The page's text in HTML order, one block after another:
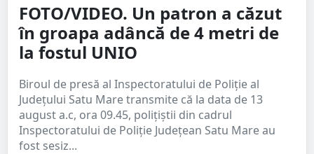
FOTO/VIDEO. Un patron a căzut
în groapa adâncă de 4 metri de
la fostul UNIO
Biroul de presă al Inspectoratului de Poliție al
Județului Satu Mare transmite că la data de 13
august a.c, ora 09.45, polițiștii din cadrul
Inspectoratului de Poliție Județean Satu Mare au
fost sesiz...